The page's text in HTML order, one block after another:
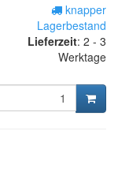
knapper
Lagerbestand
Lieferzeit: 2 - 3
Werktage